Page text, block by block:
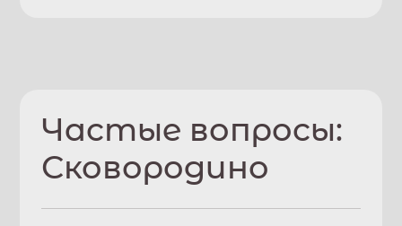
Частые вопросы:
Сковородино